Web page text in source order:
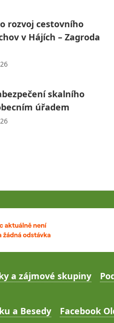
rozvoj cestovního
v Hájích – Zagroda
skalního
úřadem
a zájmové skupiny
a Besedy
Facebook